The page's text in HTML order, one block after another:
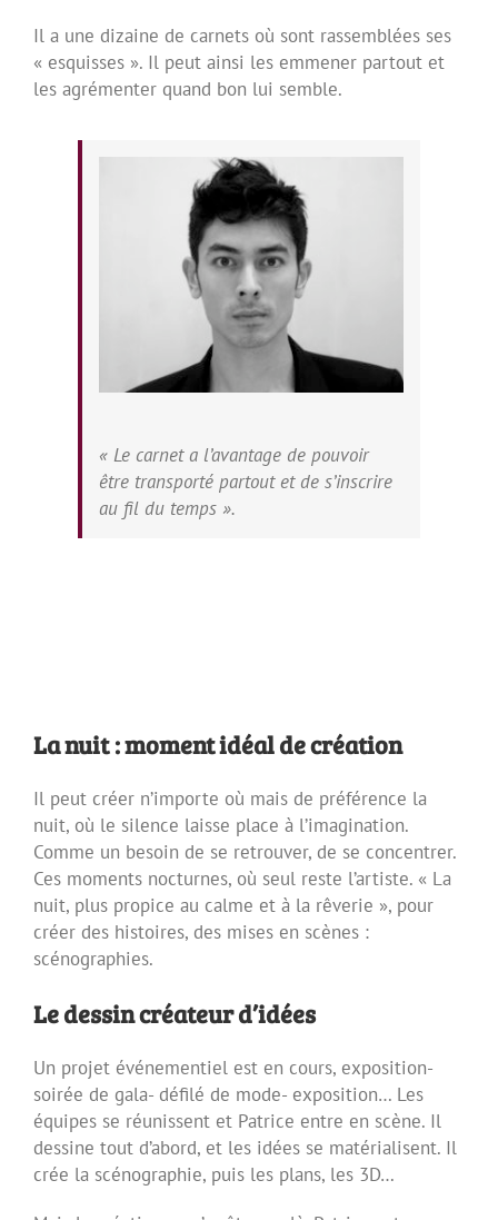
Il a une dizaine de carnets où sont rassemblées ses
« esquisses ». Il peut ainsi les emmener partout et
les agrémenter quand bon lui semble.
« Le carnet a l’avantage de pouvoir
être transporté partout et de s’inscrire
au fil du temps ».
La nuit : moment idéal de création
Il peut créer n’importe où mais de préférence la
nuit, où le silence laisse place à l’imagination.
Comme un besoin de se retrouver, de se concentrer.
Ces moments nocturnes, où seul reste l’artiste. « La
nuit, plus propice au calme et à la rêverie », pour
créer des histoires, des mises en scènes :
scénographies.
Le dessin créateur d’idées
Un projet événementiel est en cours, exposition-
soirée de gala- défilé de mode- exposition… Les
équipes se réunissent et Patrice entre en scène. Il
dessine tout d’abord, et les idées se matérialisent. Il
crée la scénographie, puis les plans, les 3D…